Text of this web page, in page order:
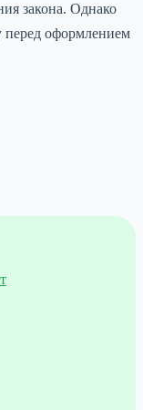
закона. Однако
перед оформлением